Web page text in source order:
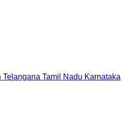
Telangana Tamil Nadu Karnataka